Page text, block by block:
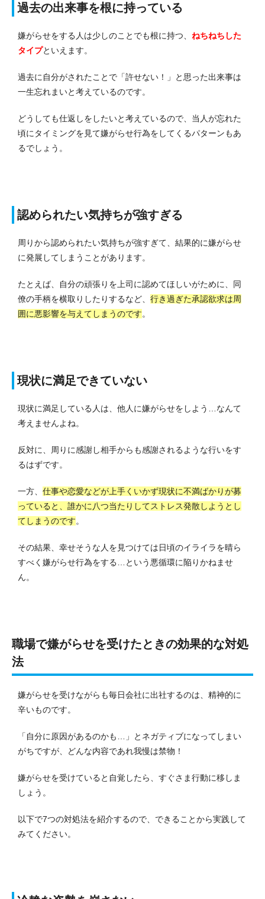
過去の出来事を根に持っている
嫌がらせをする人は少しのことでも根に持つ、 ねちねちした
タイプといえます。
過去に自分がされたことで「許せない！」と思った出来事は
一生忘れまいと考えているのです。
どうしても仕返しをしたいと考えているので、当人が忘れた
頃にタイミングを見て嫌がらせ行為をしてくるパターンもあ
るでしょう。
認められたい気持ちが強すぎる
周りから認められたい気持ちが強すぎて、結果的に嫌がらせ
に発展してしまうことがあります。
たとえば、自分の頑張りを上司に認めてほしいがために、同
僚の手柄を横取りしたりするなど、 行き過ぎた承認欲求は周
囲に悪影響を与えてしまうのです。
現状に満足できていない
現状に満足している人は、他人に嫌がらせをしよう…なんて
考えませんよね。
反対に、周りに感謝し相手からも感謝されるような行いをす
るはずです。
一方、 仕事や恋愛などが上手くいかず現状に不満ばかりが募
っていると、誰かに八つ当たりしてストレス発散しようとし
てしまうのです。
その結果、幸せそうな人を見つけては日頃のイライラを晴ら
すべく嫌がらせ行為をする…という悪循環に陥りかねませ
ん。
職場で嫌がらせを受けたときの効果的な対処
法
嫌がらせを受けながらも毎日会社に出社するのは、精神的に
辛いものです。
「自分に原因があるのかも…」とネガティブになってしまい
がちですが、どんな内容であれ我慢は禁物！
嫌がらせを受けていると自覚したら、すぐさま行動に移しま
しょう。
以下で7つの対処法を紹介するので、できることから実践して
みてください。